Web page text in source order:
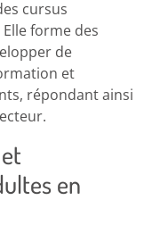
cursus
forme des
de
et
répondant ainsi
en